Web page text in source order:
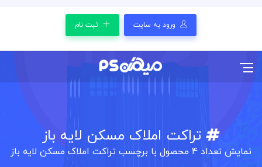
ورود به سایت ثبت نام
تراکت املاک مسکن لایه باز
نمایش تعداد 4 محصول با برچسب تراکت املاک مسکن لایه باز